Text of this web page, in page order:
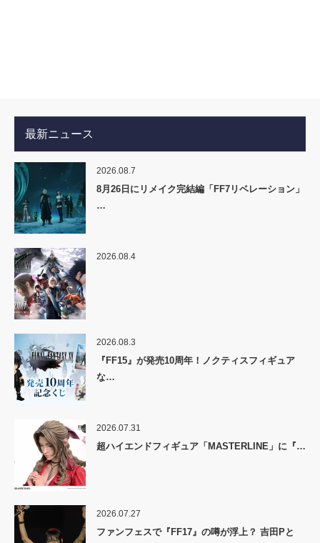
最新ニュース
2026.08.7
8月26日にリメイク完結編「FF7リベレーション」
…
2026.08.4
2026.08.3
『FF15』が発売10周年！ノクティスフィギュア
な…
2026.07.31
超ハイエンドフィギュア「MASTERLINE」に『…
2026.07.27
ファンフェスで『FF17』の噂が浮上？ 吉田Pと